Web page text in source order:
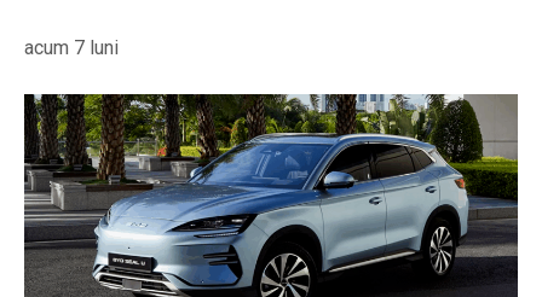
acum 7 luni